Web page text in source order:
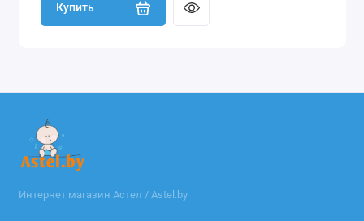
Купить
Интернет магазин Астел / Astel.by